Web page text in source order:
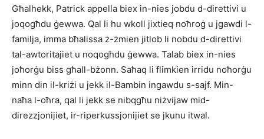
Għalhekk, Patrick appella biex in-nies jobdu d-direttivi u
joqogħdu ġewwa. Qal li hu wkoll jixtieq noħroġ u jgawdi l-
familja, imma bħalissa ż-żmien jitlob li nobdu d-direttivi
tal-awtoritajiet u noqogħdu ġewwa. Talab biex in-nies
joħorġu biss għall-bżonn. Saħaq li flimkien irridu noħorġu
minn din il-kriżi u jekk il-Bambin ingawdu s-sajf. Min-
naħa l-oħra, qal li jekk se nibqgħu niżvijaw mid-
direzzjonijiet, ir-riperkussjonijiet se jkunu itwal.